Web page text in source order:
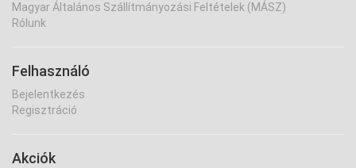
Magyar Általános Szállítmányozási Feltételek (MÁSZ)
Rólunk
Felhasználó
Bejelentkezés
Regisztráció
Akciók